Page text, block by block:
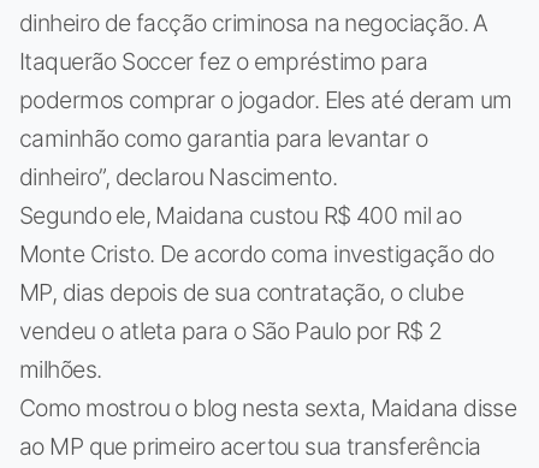
dinheiro de facção criminosa na negociação. A
Itaquerão Soccer fez o empréstimo para
podermos comprar o jogador. Eles até deram um
caminhão como garantia para levantar o
dinheiro”, declarou Nascimento.
Segundo ele, Maidana custou R$ 400 mil ao
Monte Cristo. De acordo coma investigação do
MP, dias depois de sua contratação, o clube
vendeu o atleta para o São Paulo por R$ 2
milhões.
Como mostrou o blog nesta sexta, Maidana disse
ao MP que primeiro acertou sua transferência